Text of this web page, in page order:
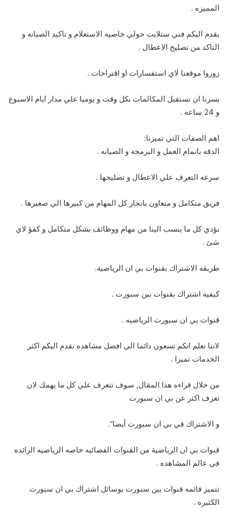
المميزه .
يقدم اليكم فني ستلايت حولي خاصيه الاستعلام و تاكيد الصيانه و
التاكد من تصليح الاعطال .
زوروا موقعنا لاي استفسارات او اقتراحات .
يسرنا ان نستقبل المكالمات بكل وقت و يوميا علي مدار ايام الاسبوع
و 24 ساعه .
اهم الصفات التي تميزنا:
الدقه باتمام العمل و البرمجه و الصيانه .
سرعه التعرف علي الاعطال و تصليحها .
فريق متكامل و متعاون بانجاز كل المهام من كبيرها الي صغيرها .
نؤدي كل ما ينسب الينا من مهام ووظائف بشكل متكامل و كفؤ لاي
شئ .
طريقه الاشتراك بقنوات بي ان الرياضية.
كيفيه اشتراك بقنوات بين سبورت .
قنوات بي ان سبورت الرياضيه .
لاننا نعلم انكم تسعون دائما الي افضل مشاهده نقدم اليكم اكثر
الخدمات تميزا .
من خلال قراءه هذا المقال, سوف تتعرف علي كل ما يهمك لان
تعرف اكثر عن بي ان سبورت
و الاشتراك في بي ان سبورت أيضا”.
قنوات بي ان الرياضية من القنوات الفضائيه خاصه الرياضيه الرائده
في عالم المشاهده .
تتميز قائمه قنوات بين سبورت بوسائل اشتراك بي ان سبورت
الكثيره .